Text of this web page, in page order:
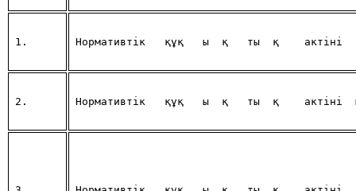
1. Нормативтік құқ ы қ ты қ актіні
2. Нормативтік құқ ы қ ты қ актіні